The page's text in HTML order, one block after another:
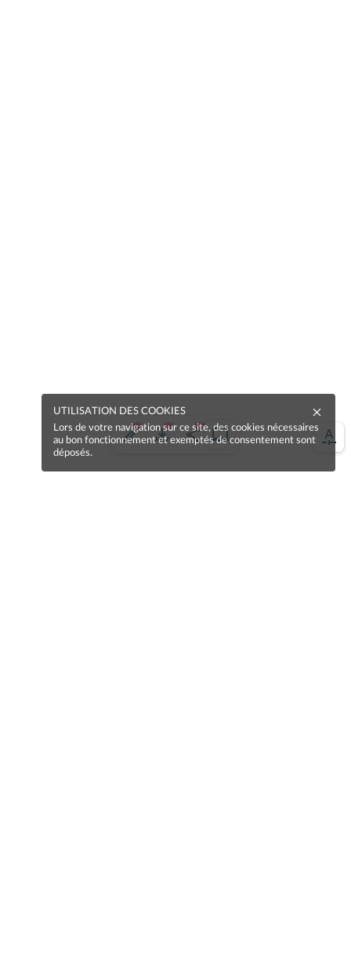
UTILISATION DES COOKIES
Lors de votre navigation sur ce site, des cookies nécessaires
au bon fonctionnement et exemptés de consentement sont
déposés.